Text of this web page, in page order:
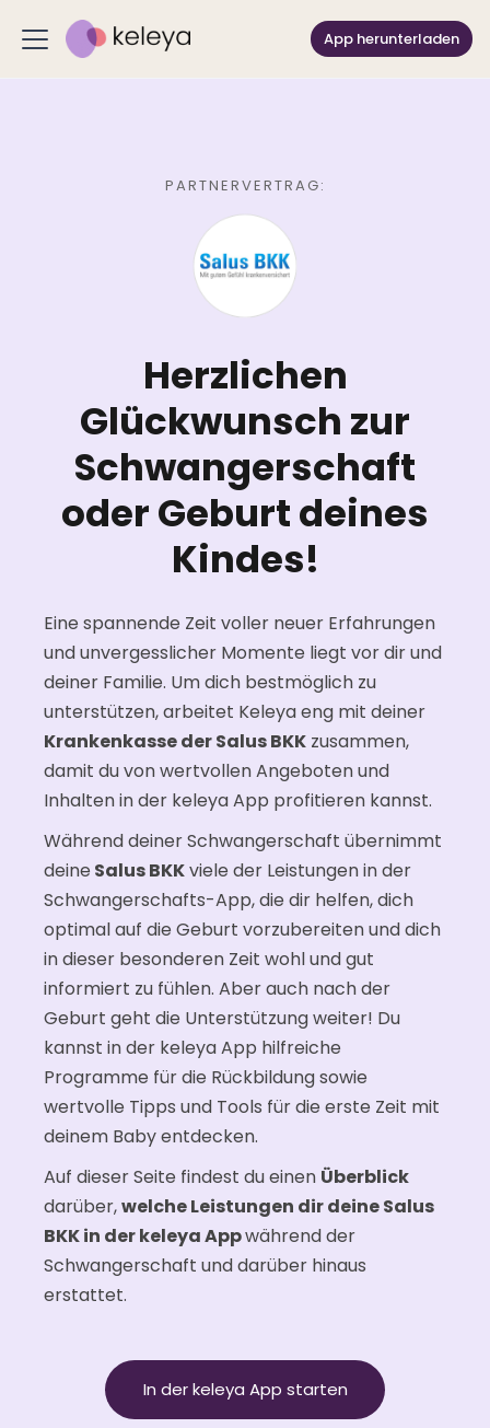
App herunterladen
PARTNERVERTRAG:
Herzlichen
Glückwunsch zur
Schwangerschaft
oder Geburt deines
Kindes!
Eine spannende Zeit voller neuer Erfahrungen
und unvergesslicher Momente liegt vor dir und
deiner Familie. Um dich bestmöglich zu
unterstützen, arbeitet Keleya eng mit deiner
Krankenkasse der Salus BKK zusammen,
damit du von wertvollen Angeboten und
Inhalten in der keleya App profitieren kannst.
Während deiner Schwangerschaft übernimmt
deine Salus BKKviele der Leistungen in der
Schwangerschafts-App, die dir helfen, dich
optimal auf die Geburt vorzubereiten und dich
in dieser besonderen Zeit wohl und gut
informiert zu fühlen. Aber auch nach der
Geburt geht die Unterstützung weiter! Du
kannst in der keleya App hilfreiche
Programme für die Rückbildung sowie
wertvolle Tipps und Tools für die erste Zeit mit
deinem Baby entdecken.
Auf dieser Seite findest du einen Überblick
darüber,welche Leistungen dir deine Salus
BKK in der keleya Appwährend der
Schwangerschaft und darüber hinaus
erstattet.
In der keleya App starten